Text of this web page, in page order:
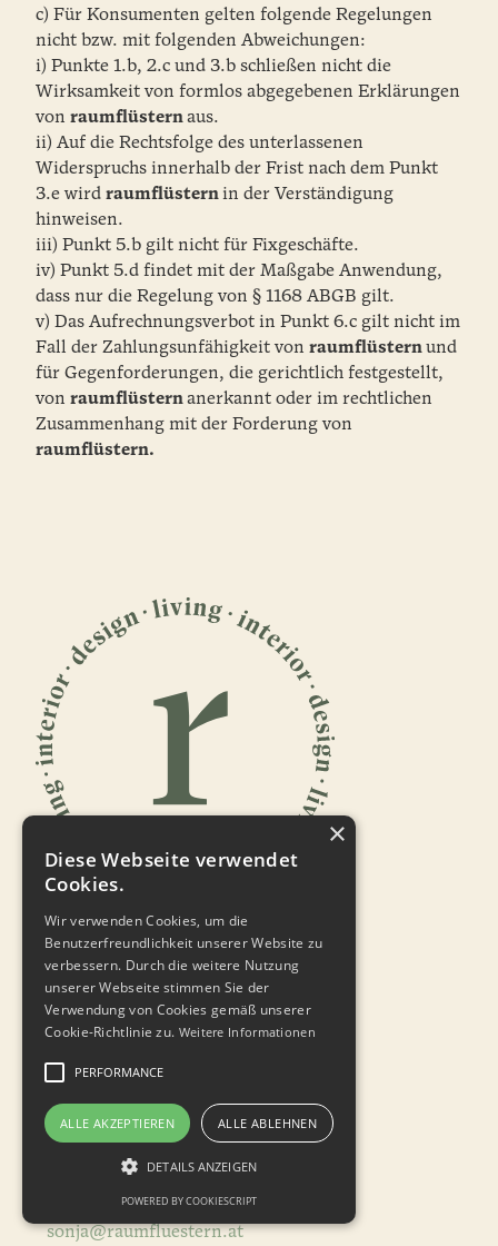
c) Für Konsumenten gelten folgende Regelungen
nicht bzw. mit folgenden Abweichungen:
i) Punkte 1.b, 2.c und 3.b schließen nicht die
Wirksamkeit von formlos abgegebenen Erklärungen
von raumflüsternaus.
ii) Auf die Rechtsfolge des unterlassenen
Widerspruchs innerhalb der Frist nach dem Punkt
3.e wird raumflüsternin der Verständigung
hinweisen.
iii) Punkt 5.b gilt nicht für Fixgeschäfte.
iv) Punkt 5.d findet mit der Maßgabe Anwendung,
dass nur die Regelung von § 1168 ABGB gilt.
v) Das Aufrechnungsverbot in Punkt 6.c gilt nicht im
Fall der Zahlungsunfähigkeit von raumflüsternund
für Gegenforderungen, die gerichtlich festgestellt,
von raumflüsternanerkannt oder im rechtlichen
Zusammenhang mit der Forderung von
raumflüstern.
raumflüstern
interior·design·living
Hauptstraße 16
2532 Heiligenkreuz
sonja@raumfluestern.at
×
Diese Webseite verwendet
Cookies.
Wir verwenden Cookies, um die
Benutzerfreundlichkeit unserer Website zu
verbessern. Durch die weitere Nutzung
unserer Webseite stimmen Sie der
Verwendung von Cookies gemäß unserer
Cookie-Richtlinie zu. Weitere Informationen
PERFORMANCE
ALLE AKZEPTIEREN ALLE ABLEHNEN
DETAILS ANZEIGEN
POWERED BY COOKIESCRIPT